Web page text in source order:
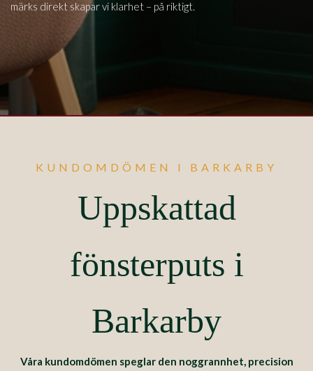
märks direkt skapar vi klarhet – på riktigt.
KUNDOMDÖMEN I BARKARBY
Uppskattad
fönsterputs i
Barkarby
Våra kundomdömen speglar den noggrannhet, precision